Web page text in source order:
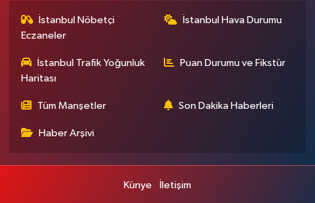
İstanbul Nöbetçi
Eczaneler
İstanbul Hava Durumu
İstanbul Trafik Yoğunluk
Haritası
Puan Durumu ve Fikstür
Tüm Manşetler Son Dakika Haberleri
Haber Arşivi
Künye İletişim